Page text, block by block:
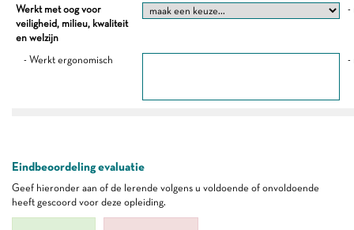
Werkt met oog voor
veiligheid, milieu, kwaliteit
en welzijn
-
- Werkt ergonomisch -
Eindbeoordeling evaluatie
Geef hieronder aan of de lerende volgens u voldoende of onvoldoende
heeft gescoord voor deze opleiding.